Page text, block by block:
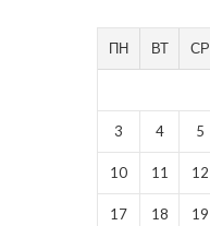
ПН ВТ СР
3 4 5
10 11 12
17 18 19